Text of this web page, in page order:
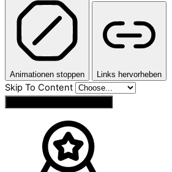
Animationen stoppen Links hervorheben
Skip To Content